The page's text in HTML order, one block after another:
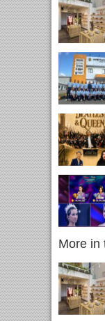
More in